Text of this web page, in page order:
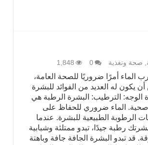
, صحة وتغذية 0
1,848
الماء أمرًا ضروريًا للصحة العامة،
يكون له العديد من الفوائد للبشرة
الوجه: الترطيب: البشرة الرطبة هي
الماء ضروري للحفاظ على
الرطوبة الطبيعية للبشرة. عندما
رطبة جيدًا، تبدو ممتلئة وشبابية
قد تبدو البشرة الجافة جافة وباهتة